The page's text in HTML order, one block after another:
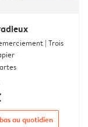
| Trois
au quotidien